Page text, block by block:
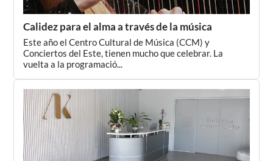
Calidez para el alma a través de la música
Este año el Centro Cultural de Música (CCM) y
Conciertos del Este, tienen mucho que celebrar. La
vuelta a la programació...